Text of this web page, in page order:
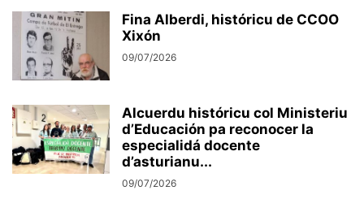
Fina Alberdi, históricu de CCOO
Xixón
09/07/2026
Alcuerdu históricu col Ministeriu
d’Educación pa reconocer la
especialidá docente
d’asturianu...
09/07/2026